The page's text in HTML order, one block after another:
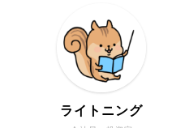
ライトニング